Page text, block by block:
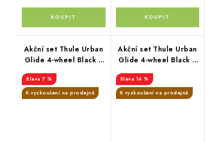
Akční set Thule Urban
Glide 4-wheel Black +
7 %
K vyzkoušení na prodejně
Akční set Thule Urban
Glide 4-wheel Black +
moskytiéra + madlo +
pláštěnka na korbu +
14 %
K vyzkoušení na prodejně